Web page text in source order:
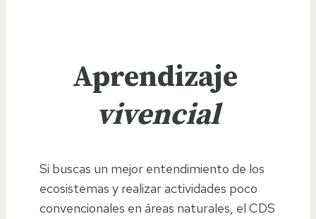
Aprendizaje
vivencial
Si buscas un mejor entendimiento de los
ecosistemas y realizar actividades poco
convencionales en áreas naturales, el CDS